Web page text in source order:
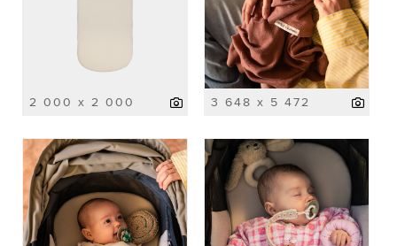
2 000 x 2 000 3 648 x 5 472